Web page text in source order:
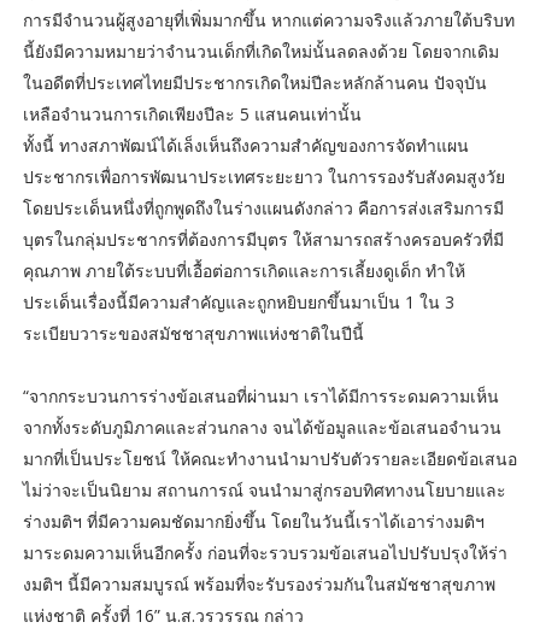
การมีจำนวนผู้สูงอายุที่เพิ่มมากขึ้น หากแต่ความจริงแล้วภายใต้บริบท
นี้ยังมีความหมายว่าจำนวนเด็กที่เกิดใหม่นั้นลดลงด้วย โดยจากเดิม
ในอดีตที่ประเทศไทยมีประชากรเกิดใหม่ปีละหลักล้านคน ปัจจุบัน
เหลือจำนวนการเกิดเพียงปีละ 5 แสนคนเท่านั้น
ทั้งนี้ ทางสภาพัฒน์ได้เล็งเห็นถึงความสำคัญของการจัดทำแผน
ประชากรเพื่อการพัฒนาประเทศระยะยาว ในการรองรับสังคมสูงวัย
โดยประเด็นหนึ่งที่ถูกพูดถึงในร่างแผนดังกล่าว คือการส่งเสริมการมี
บุตรในกลุ่มประชากรที่ต้องการมีบุตร ให้สามารถสร้างครอบครัวที่มี
คุณภาพ ภายใต้ระบบที่เอื้อต่อการเกิดและการเลี้ยงดูเด็ก ทำให้
ประเด็นเรื่องนี้มีความสำคัญและถูกหยิบยกขึ้นมาเป็น 1 ใน 3
ระเบียบวาระของสมัชชาสุขภาพแห่งชาติในปีนี้
“จากกระบวนการร่างข้อเสนอที่ผ่านมา เราได้มีการระดมความเห็น
จากทั้งระดับภูมิภาคและส่วนกลาง จนได้ข้อมูลและข้อเสนอจำนวน
มากที่เป็นประโยชน์ ให้คณะทำงานนำมาปรับตัวรายละเอียดข้อเสนอ
ไม่ว่าจะเป็นนิยาม สถานการณ์ จนนำมาสู่กรอบทิศทางนโยบายและ
ร่างมติฯ ที่มีความคมชัดมากยิ่งขึ้น โดยในวันนี้เราได้เอาร่างมติฯ
มาระดมความเห็นอีกครั้ง ก่อนที่จะรวบรวมข้อเสนอไปปรับปรุงให้ร่า
งมติฯ นี้มีความสมบูรณ์ พร้อมที่จะรับรองร่วมกันในสมัชชาสุขภาพ
แห่งชาติ ครั้งที่ 16” น.ส.วรวรรณ กล่าว